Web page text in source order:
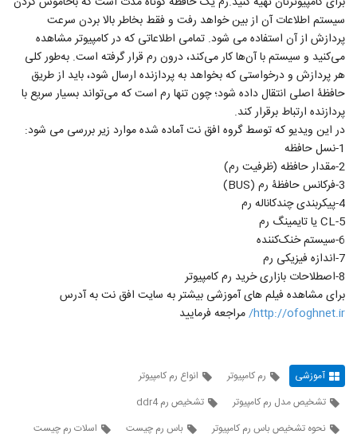
سیستم اطلاعات آن از بین خواهد رفت و فقط بخاطر بالا بردن سرعت
پردازش از آن استفاده می شود. تمامی اطلاعاتی که در کامپیوتر مشاهده‌
می‌کنید و سیستم با آن‌ها کار می‌کند، درون رم قرار گرفته است. به‌طور کلی
هر پردازش و درخواستی که بخواهد به پردازنده ارسال شود، باید از طریق
حافظۀ اصلی انتقال داده شود؛ چون تنها رم است که می‌تواند بسیار سریع با
پردازنده ارتباط برقرار کند.
در این ویدیو که توسط گروه افق نت آماده شده موارد زیر بررسی می شود:
1-نسل حافظه
2-مقدار حافظه (ظرفیت رم)
3-فرکانس حافظۀ رم (BUS)
4-پیکربندی چندکاناله رم
5-CL یا تایمینگ رم
6-سیستم خنک‌کننده
7-اندازه فیزیکی رم
8-اصطلاحات بازاری خرید رم کامپیوتر
برای مشاهده فیلم های آموزشی بیشتر به سایت افق نت به آدرس
http://ofoghnet.ir/ مراجعه فرمایید
آموزشی رم کامپیوتر
انواع رم کامپیوتر
تشخیص مدل رم کامپیوتر
تشخیص رم ddr4
نحوه تشخیص باس رم کامپیوتر
باس رم چیست
اسلات رم چیست